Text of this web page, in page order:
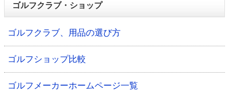
ゴルフクラブ・ショップ
ゴルフクラブ、用品の選び方
ゴルフショップ比較
ゴルフメーカーホームページ一覧